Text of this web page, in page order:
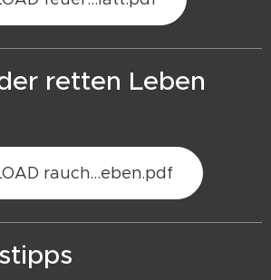
retten Leben
rauch...eben.pdf